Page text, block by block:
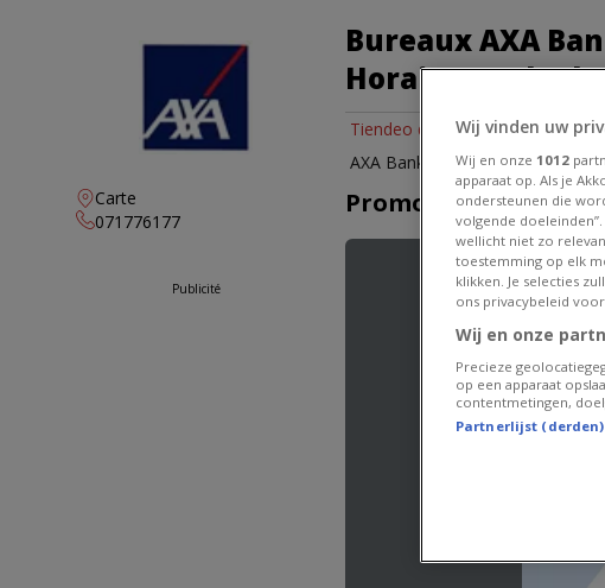
Bureaux AXA
Horaires,
Tiendeo dans Sambreville »
AXA Bank | Av. de la Libération
Carte
071776177
Publicité
Promos AXA Bank à
Wij vinden uw
Wij en onze 1012
apparaat op. Als je
ondersteunen die
volgende
wellicht niet zo
toestemming op elk
klikken. Je selecties
ons privacybeleid
Wij en onze
Precieze
op een apparaat
contentmetingen,
Partnerlijst (derden)